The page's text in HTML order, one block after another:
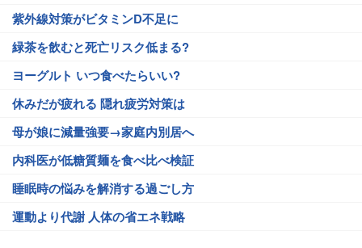
紫外線対策がビタミンD不足に
緑茶を飲むと死亡リスク低まる?
ヨーグルト いつ食べたらいい?
休みだが疲れる 隠れ疲労対策は
母が娘に減量強要→家庭内別居へ
内科医が低糖質麺を食べ比べ検証
睡眠時の悩みを解消する過ごし方
運動より代謝 人体の省エネ戦略